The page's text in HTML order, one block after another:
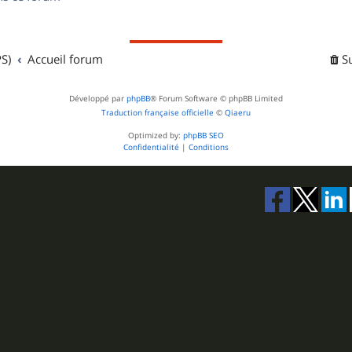
Accueil forum
Développé par phpBB® Forum Software © phpBB Limited
Traduction française officielle © Qiaeru
Optimized by: phpBB SEO
Confidentialité | Conditions